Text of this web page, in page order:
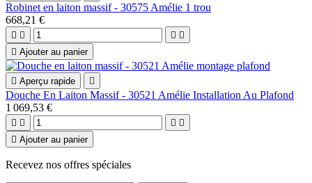
Robinet en laiton massif - 30575 Amélie 1 trou
668,21 €
   
 Ajouter au panier
 Aperçu rapide 
Douche En Laiton Massif - 30521 Amélie Installation Au Plafond
1 069,53 €
   
 Ajouter au panier
Recevez nos offres spéciales